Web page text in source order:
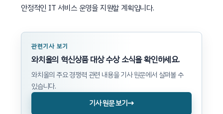
안정적인 IT 서비스 운영을 지원할 계획입니다.
관련기사 보기
와치올의 혁신상품 대상 수상 소식을 확인하세요.
와치올의 주요 경쟁력 관련 내용을 기사 원문에서 살펴볼 수
있습니다.
기사 원문 보기→